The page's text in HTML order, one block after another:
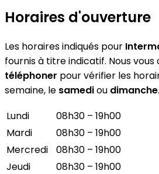
Horaires d'ouverture
Les horaires indiqués pour
fournis à titre indicatif. Nous vous
téléphoner pour vérifier les
semaine, le samediou dimanche.
Lundi
08h30 – 19h00
Mardi
08h30 – 19h00
Mercredi
08h30 – 19h00
Jeudi
08h30 – 19h00